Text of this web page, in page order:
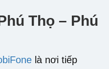
Thọ – Phú
là nơi tiếp